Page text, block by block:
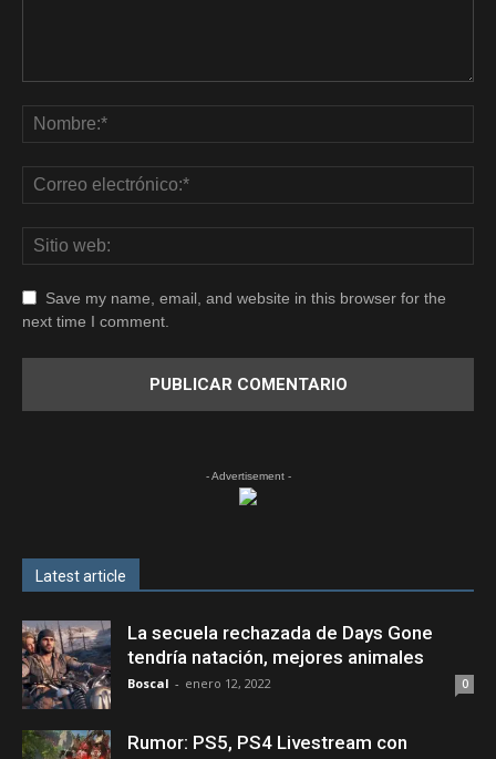
Save my name, email, and website in this browser for the
next time I comment.
- Advertisement -
Latest article
La secuela rechazada de Days Gone
tendría natación, mejores animales
Boscal - enero 12, 2022 0
Rumor: PS5, PS4 Livestream con